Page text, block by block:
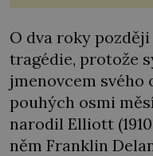
O dva roky
tragédie, protože
jmenovcem svého
pouhých osmi
narodil Elliott
něm Franklin